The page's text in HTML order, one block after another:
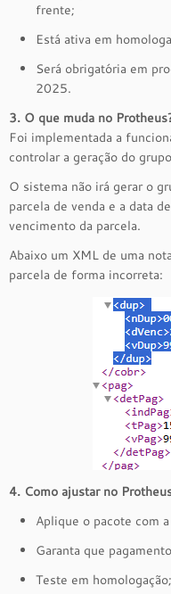
frente;
Está ativa em
Será obrigatória em
2025.
3. O que muda no
Foi implementada a
controlar a geração do
O sistema não irá gerar o
parcela de venda e a data
vencimento da parcela.
Abaixo um XML de uma
parcela de forma incorreta:
4. Como ajustar no
Aplique o pacote com
Garanta que
Teste em homologação;